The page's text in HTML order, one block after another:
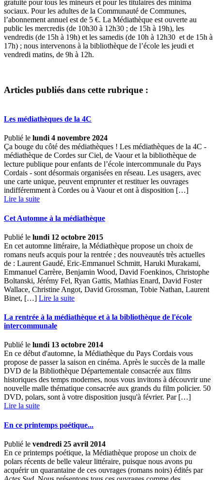
gratuite pour tous les mineurs et pour les titulaires des minima
sociaux. Pour les adultes de la Communauté de Communes,
l’abonnement annuel est de 5 €. La Médiathèque est ouverte au
public les mercredis (de 10h30 à 12h30 ; de 15h à 19h), les
vendredis (de 15h à 19h) et les samedis (de 10h à 12h30 et de 15h à
17h) ; nous intervenons à la bibliothèque de l’école les jeudi et
vendredi matins, de 9h à 12h.
Articles publiés dans cette rubrique :
Les médiathèques de la 4C
Publié le lundi 4 novembre 2024
Ça bouge du côté des médiathèques ! Les médiathèques de la 4C -
médiathèque de Cordes sur Ciel, de Vaour et la bibliothèque de
lecture publique pour enfants de l’école intercommunale du Pays
Cordais - sont désormais organisées en réseau. Les usagers, avec
une carte unique, peuvent emprunter et restituer les ouvrages
indifféremment à Cordes ou à Vaour et ont à disposition […] ­
Lire la suite
Cet Automne à la médiathèque
Publié le lundi 12 octobre 2015
En cet automne littéraire, la Médiathèque propose un choix de
romans neufs acquis pour la rentrée ; des nouveautés très actuelles
de : Laurent Gaudé, Eric-Emmanuel Schmitt, Haruki Murakami,
Emmanuel Carrère, Benjamin Wood, David Foenkinos, Christophe
Boltanski, Jérémy Fel, Ryan Gattis, Mathias Enard, David Foster
Wallace, Christine Angot, David Grossman, Tobie Nathan, Laurent
Binet, […] ­ Lire la suite
La rentrée à la médiathèque et à la bibliothèque de l'école
intercommunale
Publié le lundi 13 octobre 2014
En ce début d'automne, la Médiathèque du Pays Cordais vous
propose de passer la saison en cinéma. Après le succès de la malle
DVD de la Bibliothèque Départementale consacrée aux films
historiques des temps modernes, nous vous invitons à découvrir une
nouvelle malle thématique consacrée aux grands du film policier. 50
DVD, polars, sont à votre disposition jusqu'à février. Par […] ­
Lire la suite
En ce printemps poétique...
Publié le vendredi 25 avril 2014
En ce printemps poétique, la Médiathèque propose un choix de
polars récents de belle valeur littéraire, puisque nous avons pu
acquérir un quarantaine de ces ouvrages (romans noirs) édités par